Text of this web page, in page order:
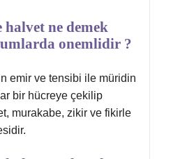
ne demek
onemlidir ?
emir ve tensibi ile müridin
bir hücreye çekilip
murakabe, zikir ve fikirle